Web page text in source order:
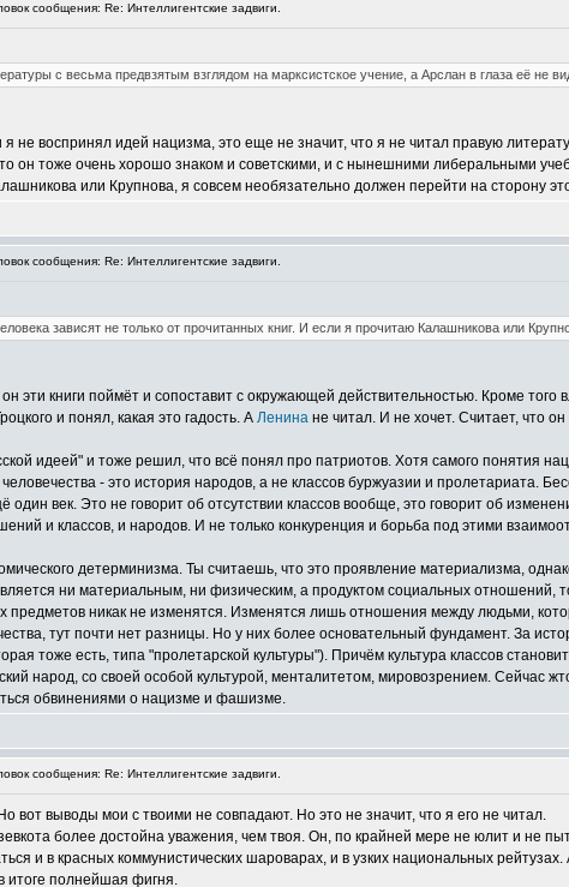
сообщения: Re: Интеллигентские задвиги.
с весьма предвзятым взглядом на марксистское учение, а Арслан в глаза её не
не воспринял идей нацизма, это еще не значит, что я не читал правую
он тоже очень хорошо знаком и советскими, и с нынешними либеральными
или Крупнова, я совсем необязательно должен перейти на сторону
сообщения: Re: Интеллигентские задвиги.
зависят не только от прочитанных книг. И если я прочитаю Калашникова или
он эти книги поймёт и сопоставит с окружающей действительностью. Кроме
и понял, какая это гадость. А Ленина не читал. И не хочет. Считает, что
идеей" и тоже решил, что всё понял про патриотов. Хотя самого понятия
- это история народов, а не классов буржуазии и пролетариата.
век. Это не говорит об отсутствии классов вообще, это говорит об
и классов, и народов. И не только конкуренция и борьба под этими
детерминизма. Ты считаешь, что это проявление материализма,
ни материальным, ни физическим, а продуктом социальных отношений,
предметов никак не изменятся. Изменятся лишь отношения между людьми,
тут почти нет разницы. Но у них более основательный фундамент. За
тоже есть, типа "пролетарской культуры"). Причём культура классов
народ, со своей особой культурой, менталитетом, мировозрением. Сейчас
обвинениями о нацизме и фашизме.
сообщения: Re: Интеллигентские задвиги.
вот выводы мои с твоими не совпадают. Но это не значит, что я его не читал.
более достойна уважения, чем твоя. Он, по крайней мере не юлит и не
и в красных коммунистических шароварах, и в узких национальных
итоге полнейшая фигня.